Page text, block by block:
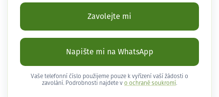
Zavolejte mi
Napište mi na WhatsApp
Vaše telefonní číslo použijeme pouze k vyřízení vaší žádosti o
zavolání. Podrobnosti najdete v o ochraně soukromí .